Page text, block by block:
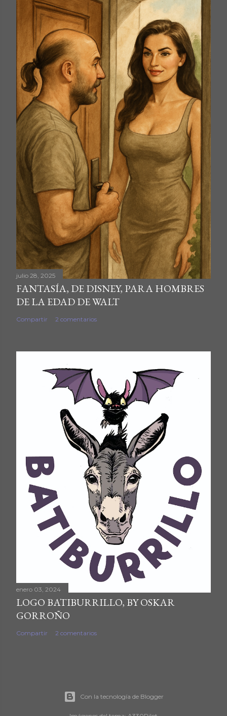
julio 28, 2025
FANTASÍA, DE DISNEY, PARA HOMBRES
DE LA EDAD DE WALT
Compartir 2 comentarios
enero 03, 2024
LOGO BATIBURRILLO, BY OSKAR
GORROÑO
Compartir 2 comentarios
Con la tecnología de Blogger